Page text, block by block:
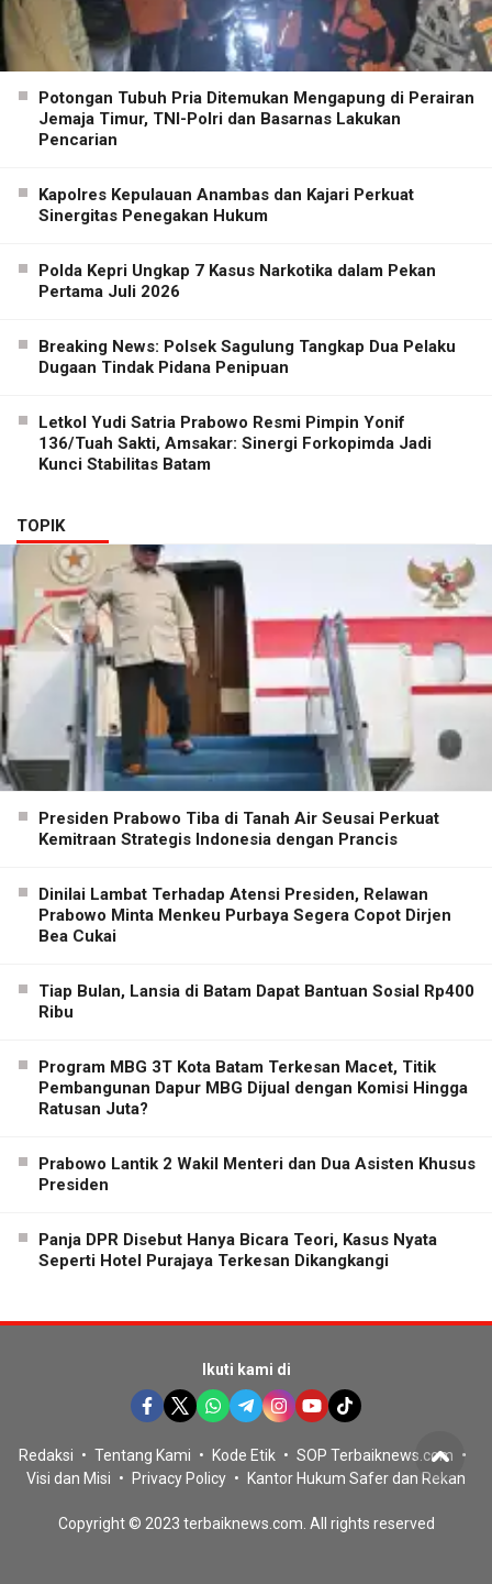
Potongan Tubuh Pria Ditemukan Mengapung di Perairan
Jemaja Timur, TNI-Polri dan Basarnas Lakukan
Pencarian
Kapolres Kepulauan Anambas dan Kajari Perkuat
Sinergitas Penegakan Hukum
Polda Kepri Ungkap 7 Kasus Narkotika dalam Pekan
Pertama Juli 2026
Breaking News: Polsek Sagulung Tangkap Dua Pelaku
Dugaan Tindak Pidana Penipuan
Letkol Yudi Satria Prabowo Resmi Pimpin Yonif
136/Tuah Sakti, Amsakar: Sinergi Forkopimda Jadi
Kunci Stabilitas Batam
TOPIK
Presiden Prabowo Tiba di Tanah Air Seusai Perkuat
Kemitraan Strategis Indonesia dengan Prancis
Dinilai Lambat Terhadap Atensi Presiden, Relawan
Prabowo Minta Menkeu Purbaya Segera Copot Dirjen
Bea Cukai
Tiap Bulan, Lansia di Batam Dapat Bantuan Sosial Rp400
Ribu
Program MBG 3T Kota Batam Terkesan Macet, Titik
Pembangunan Dapur MBG Dijual dengan Komisi Hingga
Ratusan Juta?
Prabowo Lantik 2 Wakil Menteri dan Dua Asisten Khusus
Presiden
Panja DPR Disebut Hanya Bicara Teori, Kasus Nyata
Seperti Hotel Purajaya Terkesan Dikangkangi
Ikuti kami di
Redaksi Tentang Kami Kode Etik
SOP Terbaiknews.com
Visi dan Misi
Privacy Policy Kantor Hukum Safer dan Rekan
Copyright © 2023 terbaiknews.com. All rights reserved